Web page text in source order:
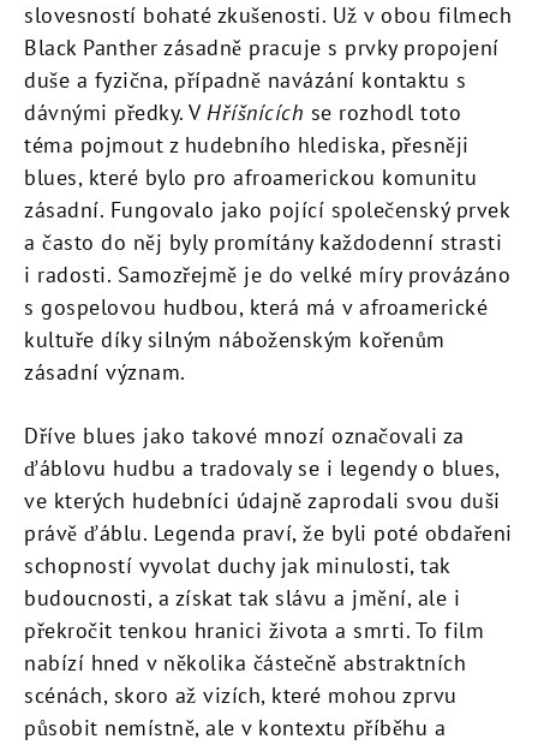
slovesností bohaté zkušenosti. Už v obou filmech
Black Panther zásadně pracuje s prvky propojení
duše a fyzična, případně navázání kontaktu s
dávnými předky. VHříšnících se rozhodl toto
téma pojmout z hudebního hlediska, přesněji
blues, které bylo pro afroamerickou komunitu
zásadní. Fungovalo jako pojící společenský prvek
a často do něj byly promítány každodenní strasti
i radosti. Samozřejmě je do velké míry provázáno
s gospelovou hudbou, která má v afroamerické
kultuře díky silným náboženským kořenům
zásadní význam.
Dříve blues jako takové mnozí označovali za
ďáblovu hudbu a tradovaly se i legendy o blues,
ve kterých hudebníci údajně zaprodali svou duši
právě ďáblu. Legenda praví, že byli poté obdařeni
schopností vyvolat duchy jak minulosti, tak
budoucnosti, a získat tak slávu a jmění, ale i
překročit tenkou hranici života a smrti. To film
nabízí hned v několika částečně abstraktních
scénách, skoro až vizích, které mohou zprvu
působit nemístně, ale v kontextu příběhu a